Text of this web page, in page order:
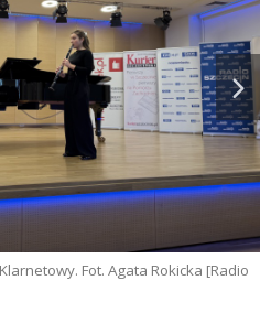
Fot. Agata Rokicka [Radio